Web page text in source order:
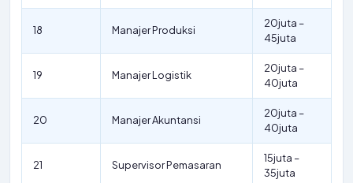
18 Manajer Produksi
20juta –
45juta
19 Manajer Logistik
20juta –
40juta
20 Manajer Akuntansi
20juta –
40juta
21 Supervisor Pemasaran
15juta –
35juta